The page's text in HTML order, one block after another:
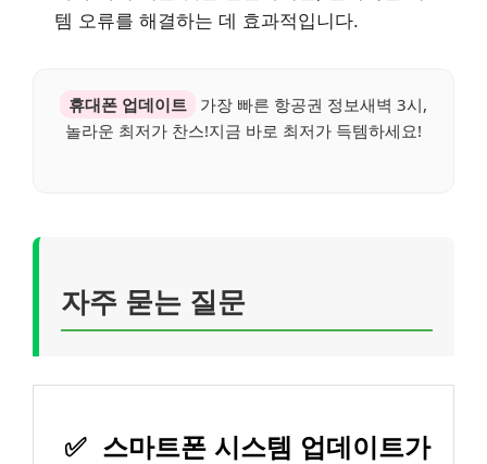
템 오류를 해결하는 데 효과적입니다.
휴대폰 업데이트
가장 빠른 항공권 정보새벽 3시,
놀라운 최저가 찬스!지금 바로 최저가 득템하세요!
자주 묻는 질문
✅ 스마트폰 시스템 업데이트가